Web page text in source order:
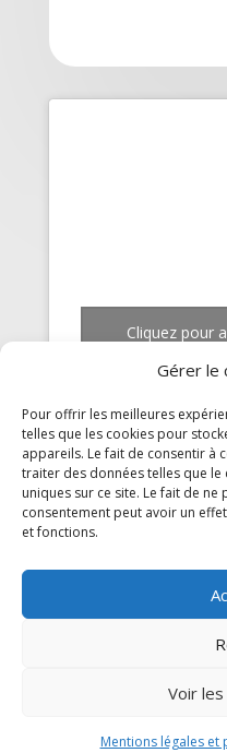
Gérer le
Pour offrir les meilleures
telles que les cookies pour
appareils. Le fait de consentir à
traiter des données telles que
uniques sur ce site. Le fait de
consentement peut avoir un
et fonctions.
Voir
Mentions légales
Cliquez pour
Conditions